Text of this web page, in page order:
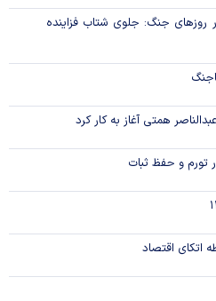
روزهای جنگ: جلوی شتاب فزاینده
همتی آغاز به کار کرد
تورم و حفظ ثبات
اتکای اقتصاد